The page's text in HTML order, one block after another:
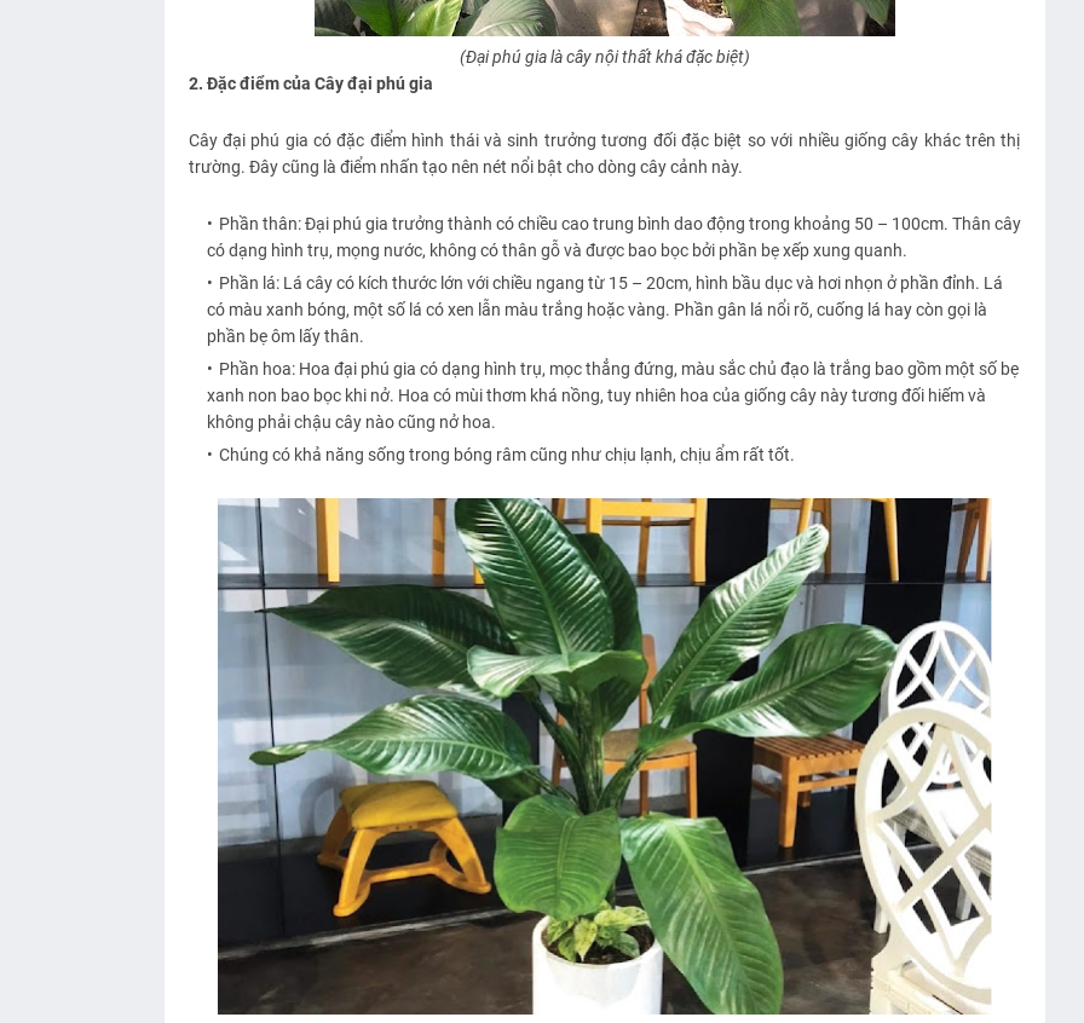
(Đại phú gia là cây nội thất khá đặc biệt)
2. Đặc điểm của Cây đại phú gia
Cây đại phú gia có đặc điểm hình thái và sinh trưởng tương đối đặc biệt so với nhiều giống cây khác trên thị
trường. Đây cũng là điểm nhấn tạo nên nét nổi bật cho dòng cây cảnh này.
Phần thân: Đại phú gia trưởng thành có chiều cao trung bình dao động trong khoảng 50 – 100cm. Thân cây
có dạng hình trụ, mọng nước, không có thân gỗ và được bao bọc bởi phần bẹ xếp xung quanh.
Phần lá: Lá cây có kích thước lớn với chiều ngang từ 15 – 20cm, hình bầu dục và hơi nhọn ở phần đỉnh. Lá
có màu xanh bóng, một số lá có xen lẫn màu trắng hoặc vàng. Phần gân lá nổi rõ, cuống lá hay còn gọi là
phần bẹ ôm lấy thân.
Phần hoa: Hoa đại phú gia có dạng hình trụ, mọc thẳng đứng, màu sắc chủ đạo là trắng bao gồm một số bẹ
xanh non bao bọc khi nở. Hoa có mùi thơm khá nồng, tuy nhiên hoa của giống cây này tương đối hiếm và
không phải chậu cây nào cũng nở hoa.
Chúng có khả năng sống trong bóng râm cũng như chịu lạnh, chịu ẩm rất tốt.